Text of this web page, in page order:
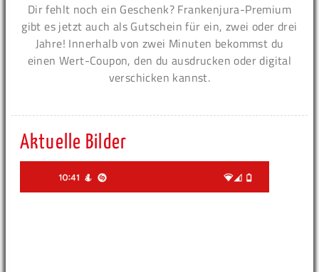
Dir fehlt noch ein Geschenk? Frankenjura-Premium
gibt es jetzt auch als Gutschein für ein, zwei oder drei
Jahre! Innerhalb von zwei Minuten bekommst du
einen Wert-Coupon, den du ausdrucken oder digital
verschicken kannst.
Aktuelle Bilder